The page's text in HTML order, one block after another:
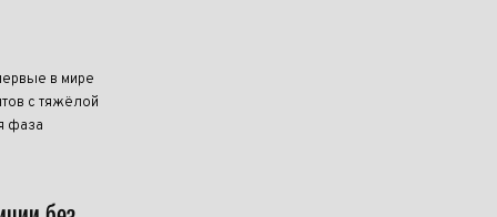
в мире
с тяжёлой
фаза